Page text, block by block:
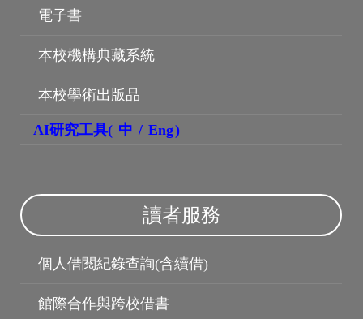
博碩士論文
電子書
本校機構典藏系統
本校學術出版品
AI研究工具( 中 / Eng)
讀者服務
個人借閱紀錄查詢(含續借)
館際合作與跨校借書